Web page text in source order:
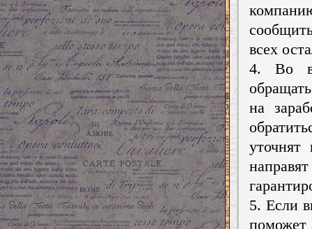
всех
4. Во
на
5. Если
поможет